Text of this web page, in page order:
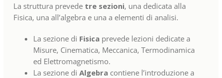
La struttura prevede tre sezioni, una dedicata alla
Fisica, una all’algebra e una a elementi di analisi.
La sezione di Fisica prevede lezioni dedicate a
Misure, Cinematica, Meccanica, Termodinamica
ed Elettromagnetismo.
La sezione di Algebra contiene l’introduzione a